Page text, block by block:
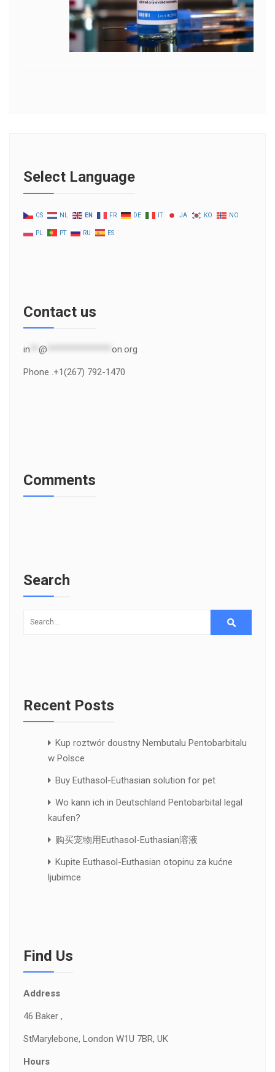
Select Language
CS NL EN FR DE JA KO NO
PL PT RU ES
Contact us
in @ on.org
Phone .+1(267) 792-1470
Comments
Search
Recent Posts
Kup roztwór doustny Nembutalu Pentobarbitalu
w Polsce
Buy Euthasol-Euthasian solution for pet
Wo kann ich in Deutschland Pentobarbital legal
kaufen?
购买宠物用Euthasol-Euthasian溶液
Kupite Euthasol-Euthasian otopinu za kućne
ljubimce
Find Us
Address
46 Baker ,
StMarylebone, London W1U 7BR, UK
Hours